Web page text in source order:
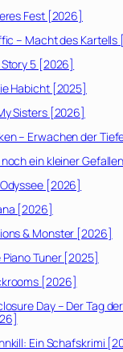
Fest [2026]
– Macht des Kartells
Story 5 [2026]
Habicht [2025]
Sisters [2026]
– Erwachen der
noch ein kleiner
[2026]
[2026]
& Monster [2026]
Piano Tuner [2025]
[2026]
Day – Der Tag
Ein Schafskrimi